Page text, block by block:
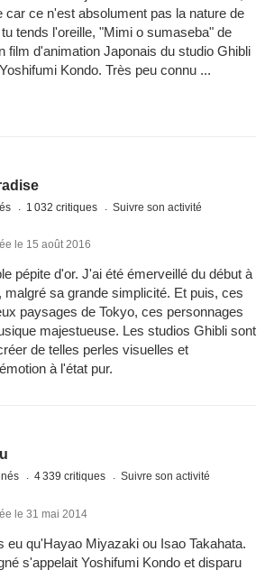
car ce n'est absolument pas la nature de
tends l'oreille, "Mimi o sumaseba" de
film d'animation Japonais du studio Ghibli
Kondo. Très peu connu ...
1 032 critiques Suivre son activité
le 15 août 2016
pépite d'or. J'ai été émerveillé du début à
malgré sa grande simplicité. Et puis, ces
paysages de Tokyo, ces personnages
majestueuse. Les studios Ghibli sont
de telles perles visuelles et
à l'état pur.
4 339 critiques Suivre son activité
le 31 mai 2014
eu qu'Hayao Miyazaki ou Isao Takahata.
s'appelait Yoshifumi Kondo et disparu